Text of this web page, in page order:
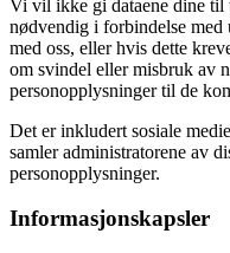
Vi vil ikke gi dataene dine til
nødvendig i forbindelse med
med oss, eller hvis dette
om svindel eller misbruk av
personopplysninger til de
Det er inkludert sosiale
samler administratorene av
personopplysninger.
Informasjonskapsler